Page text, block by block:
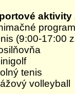
aktivity
(9:00-17:00
tenis
volleyball